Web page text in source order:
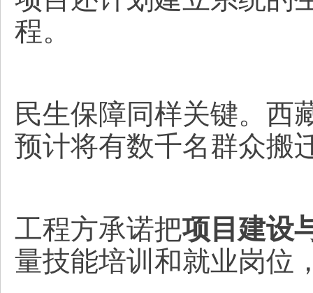
程。
民生保障同样关键。西
预计将有数千名群众搬
工程方承诺把项目建设
量技能培训和就业岗位